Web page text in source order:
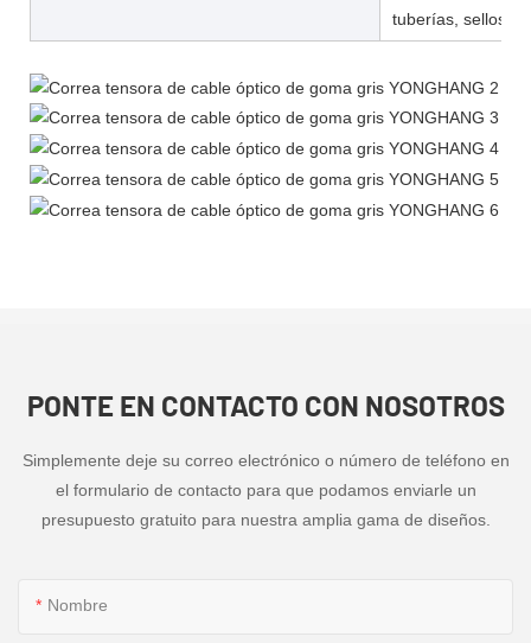
tuberías, sellos y
PONTE EN CONTACTO CON NOSOTROS
Simplemente deje su correo electrónico o número de teléfono en
el formulario de contacto para que podamos enviarle un
presupuesto gratuito para nuestra amplia gama de diseños.
Nombre